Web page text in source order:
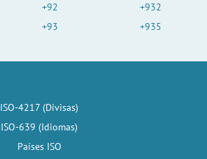
+92
+93
+932
+935
ISO-4217 (Divisas)
ISO-639 (Idiomas)
Países ISO